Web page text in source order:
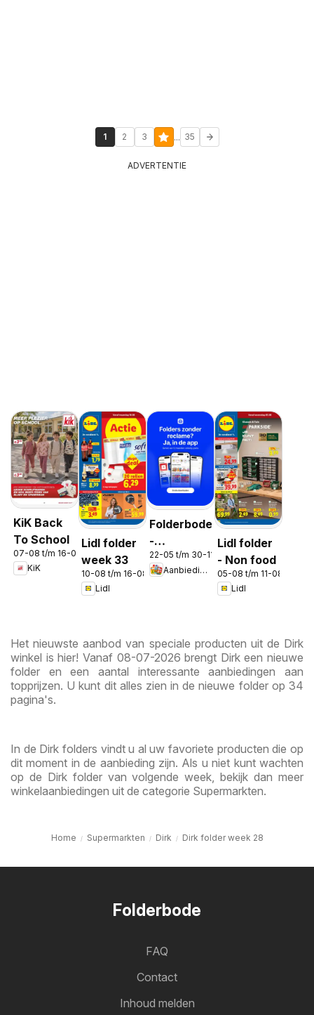
1 2 3 ... 35
ADVERTENTIE
KiK Back
To School
07-08 t/m 16-08-2026
KiK
Lidl folder
week 33
10-08 t/m 16-08-2026
Lidl
Folderbode
-
Aanbiedingen
in de app
22-05 t/m 30-11-2026
Aanbiedingen
Lidl folder
- Non food
05-08 t/m 11-08-2026
Lidl
Het nieuwste aanbod van speciale producten uit de Dirk
winkel is hier! Vanaf 08-07-2026 brengt Dirk een nieuwe
folder en een aantal interessante aanbiedingen aan
topprijzen. U kunt dit alles zien in de nieuwe folder op 34
pagina's.
In de Dirk folders vindt u al uw favoriete producten die op
dit moment in de aanbieding zijn. Als u niet kunt wachten
op de Dirk folder van volgende week, bekijk dan meer
winkelaanbiedingen uit de categorie Supermarkten.
Home Supermarkten Dirk Dirk folder week 28
Folderbode
FAQ
Contact
Inhoud melden